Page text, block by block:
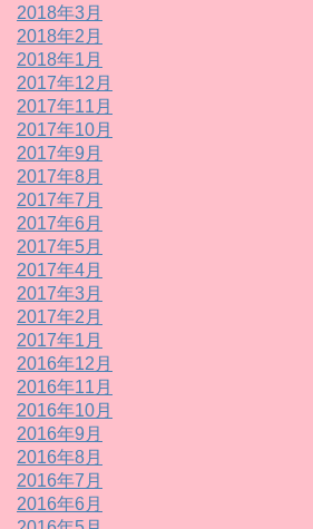
2018年3月
2018年2月
2018年1月
2017年12月
2017年11月
2017年10月
2017年9月
2017年8月
2017年7月
2017年6月
2017年5月
2017年4月
2017年3月
2017年2月
2017年1月
2016年12月
2016年11月
2016年10月
2016年9月
2016年8月
2016年7月
2016年6月